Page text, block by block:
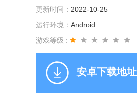
更新时间： 2022-10-25
运行环境： Android
游戏等级 :
安卓下载地址